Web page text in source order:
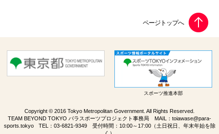
スポーツ推進本部
Copyright © 2016 Tokyo Metropolitan Government. All Rights Reserved.
TEAM BEYOND TOKYO パラスポーツプロジェクト事務局 MAIL： toiawase@para-
sports.tokyoTEL： 03-6821-9349受付時間：10:00～17:00（土日祝日、年末年始を除